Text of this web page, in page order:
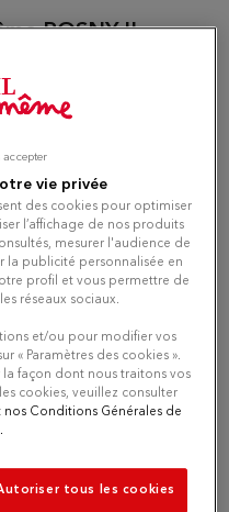
ROSNY II
BOIS
VINCENNES
vie privée
des cookies pour optimiser
l’affichage de nos produits
mesurer l'audience de
la publicité personnalisée en
profil et vous permettre de
réseaux sociaux.
et/ou pour modifier vos
« Paramètres des cookies ».
la façon dont nous traitons vos
cookies, veuillez consulter
Conditions Générales de
tous les cookies